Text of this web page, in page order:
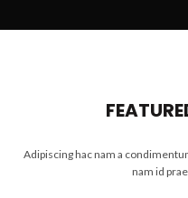
Adipiscing hac nam a
nam id